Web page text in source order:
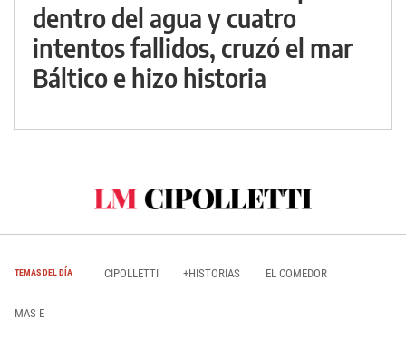
dentro del agua y cuatro
intentos fallidos, cruzó el mar
Báltico e hizo historia
TEMAS DEL DÍA CIPOLLETTI +HISTORIAS EL COMEDOR
MAS E